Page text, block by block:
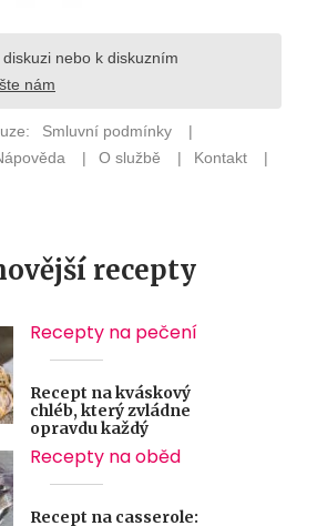
recepty
Recepty na pečení
Recept na kváskový
chléb, který zvládne
opravdu každý
Recepty na oběd
Recept na casserole: